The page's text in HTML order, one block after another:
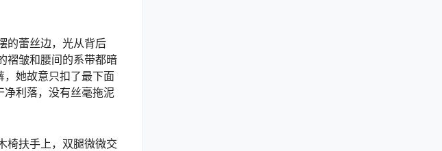
的蕾丝边，光从背后
褶皱和腰间的系带都暗
，她故意只扣了最下面
净利落，没有丝毫拖泥
椅扶手上，双腿微微交